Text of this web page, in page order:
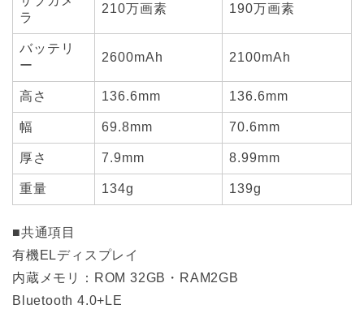
ラ
210万画素 190万画素
バッテリ
ー
2600mAh 2100mAh
高さ 136.6mm 136.6mm
幅 69.8mm 70.6mm
厚さ 7.9mm 8.99mm
重量 134g 139g
■共通項目
有機ELディスプレイ
内蔵メモリ：ROM 32GB・RAM2GB
Bluetooth 4.0+LE